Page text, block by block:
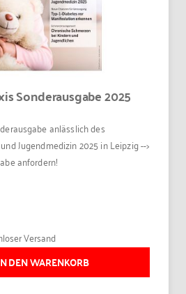
Sonderausgabe 2025
anlässlich des
Jugendmedizin 2025 in Leipzig -->
anfordern!
Versand
DEN WARENKORB